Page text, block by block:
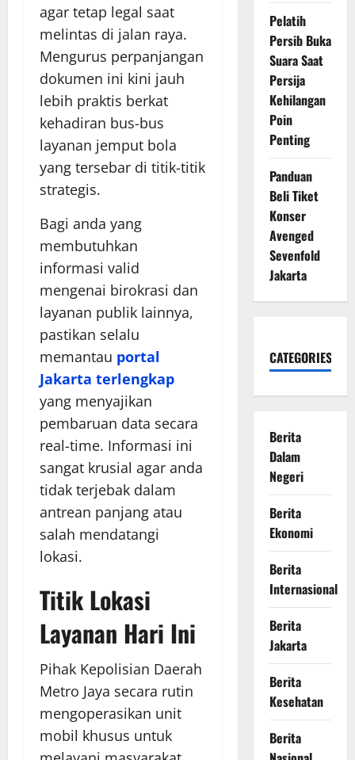
agar tetap legal saat
melintas di jalan raya.
Mengurus perpanjangan
dokumen ini kini jauh
lebih praktis berkat
kehadiran bus-bus
layanan jemput bola
yang tersebar di titik-titik
strategis.
Bagi anda yang
membutuhkan
informasi valid
mengenai birokrasi dan
layanan publik lainnya,
pastikan selalu
memantau portal
Jakarta terlengkap
yang menyajikan
pembaruan data secara
real-time. Informasi ini
sangat krusial agar anda
tidak terjebak dalam
antrean panjang atau
salah mendatangi
lokasi.
Titik Lokasi
Layanan Hari Ini
Pihak Kepolisian Daerah
Metro Jaya secara rutin
mengoperasikan unit
mobil khusus untuk
Pelatih
Persib Buka
Suara Saat
Persija
Kehilangan
Poin
Penting
Panduan
Beli Tiket
Konser
Avenged
Sevenfold
Jakarta
CATEGORIES
Berita
Dalam
Negeri
Berita
Ekonomi
Berita
Internasional
Berita
Jakarta
Berita
Kesehatan
Berita